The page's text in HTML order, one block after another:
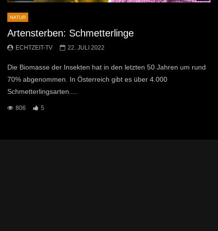
NATUR
Artensterben: Schmetterlinge
ECHTZEIT-TV 22. JULI 2022
Die Biomasse der Insekten hat in den letzten 50 Jahren um rund
70% abgenommen. In Österreich gibt es über 4.000
Schmetterlingsarten....
806 5